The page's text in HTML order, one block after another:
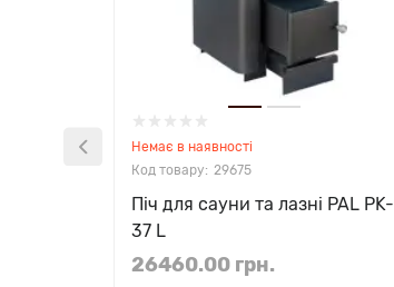
Немає в наявності
29675
Піч для сауни та лазні PAL PK-
37 L
26460.00 грн.